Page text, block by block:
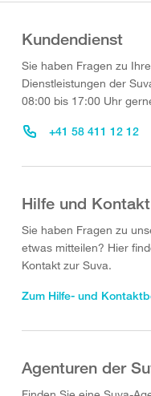
Kundendienst
Sie haben Fragen zu
Dienstleistungen der
08:00 bis 17:00 Uhr
+41 58 411 12 12
Hilfe und Kontakt
Sie haben Fragen zu
etwas mitteilen? Hier
Kontakt zur Suva.
Zum Hilfe- und
Agenturen der